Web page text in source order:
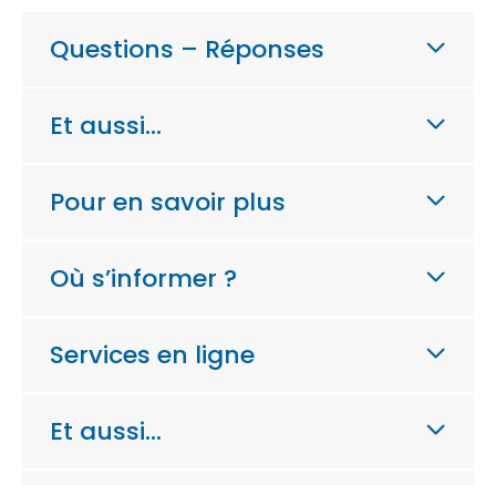
Questions – Réponses
Et aussi…
Pour en savoir plus
Où s’informer ?
Services en ligne
Et aussi…